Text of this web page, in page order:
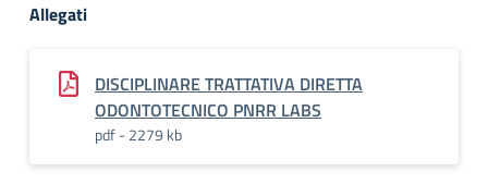
Allegati
DISCIPLINARE TRATTATIVA DIRETTA
ODONTOTECNICO PNRR LABS
pdf - 2279 kb